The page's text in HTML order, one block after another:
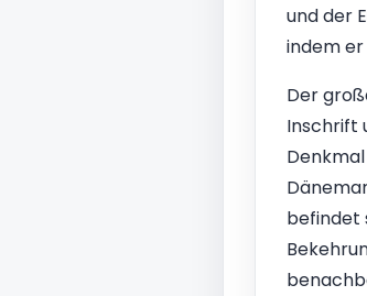
und der
indem
Der
Inschrift
befindet